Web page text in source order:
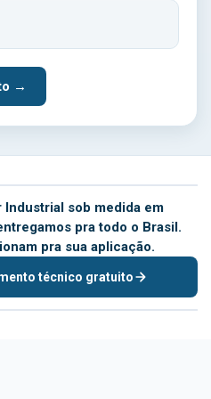
→
sob medida em
pra todo o Brasil.
pra sua aplicação.
técnico gratuito